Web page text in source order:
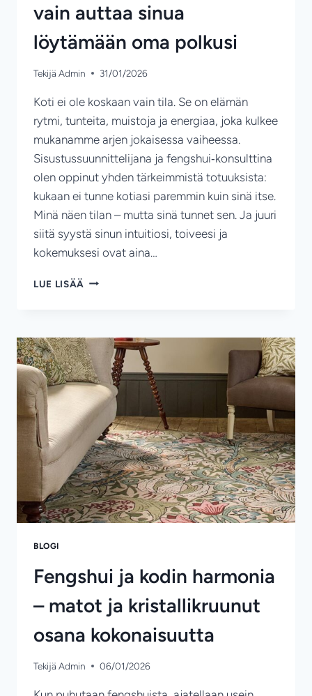
vain auttaa sinua
löytämään oma polkusi
Tekijä Admin 31/01/2026
Koti ei ole koskaan vain tila. Se on elämän
rytmi, tunteita, muistoja ja energiaa, joka kulkee
mukanamme arjen jokaisessa vaiheessa.
Sisustussuunnittelijana ja fengshui‑konsulttina
olen oppinut yhden tärkeimmistä totuuksista:
kukaan ei tunne kotiasi paremmin kuin sinä itse.
Minä näen tilan – mutta sinä tunnet sen. Ja juuri
siitä syystä sinun intuitiosi, toiveesi ja
kokemuksesi ovat aina…
LUE LISÄÄ SINÄ
ASIANTUNTIJA
–
SUUNNITTELIJAN
TEHTÄVÄ
VAIN
AUTTAA
SINUA
LÖYTÄMÄÄN
OMA
POLKUSI
BLOGI
Fengshui ja kodin harmonia
– matot ja kristallikruunut
osana kokonaisuutta
Tekijä Admin 06/01/2026